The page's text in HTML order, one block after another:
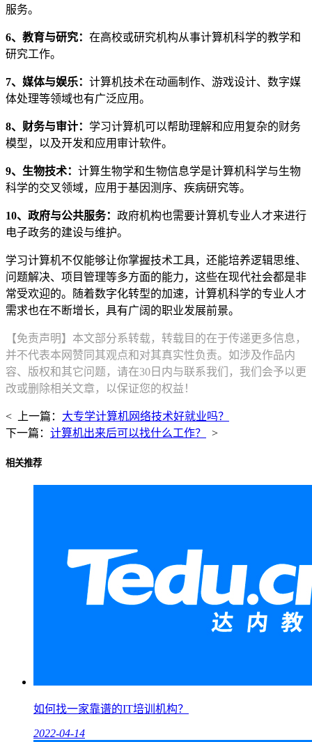
服务。
6、教育与研究： 在高校或研究机构从事计算机科学的教学和
研究工作。
7、媒体与娱乐： 计算机技术在动画制作、游戏设计、数字媒
体处理等领域也有广泛应用。
8、财务与审计： 学习计算机可以帮助理解和应用复杂的财务
模型，以及开发和应用审计软件。
9、生物技术： 计算生物学和生物信息学是计算机科学与生物
科学的交叉领域，应用于基因测序、疾病研究等。
10、政府与公共服务： 政府机构也需要计算机专业人才来进行
电子政务的建设与维护。
学习计算机不仅能够让你掌握技术工具，还能培养逻辑思维、
问题解决、项目管理等多方面的能力，这些在现代社会都是非
常受欢迎的。随着数字化转型的加速，计算机科学的专业人才
需求也在不断增长，具有广阔的职业发展前景。
【免责声明】本文部分系转载，转载目的在于传递更多信息，
并不代表本网赞同其观点和对其真实性负责。如涉及作品内
容、版权和其它问题，请在30日内与联系我们，我们会予以更
改或删除相关文章，以保证您的权益！
< 上一篇： 大专学计算机网络技术好就业吗？
下一篇： 计算机出来后可以找什么工作？ >
相关推荐
如何找一家靠谱的IT培训机构？
2022-04-14